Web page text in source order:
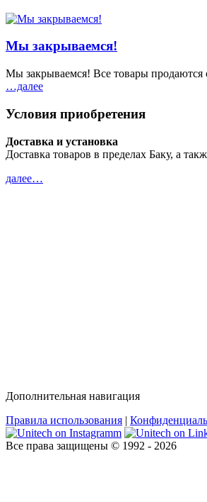
Мы закрываемся!
Мы закрываемся! Все товары продаются
…далeе
Условия приобретения
Доставка и установка
Доставка товаров в пределах Баку, а
далeе…
Дополнительная навигация
Правила использования |
Все права защищены © 1992 - 2026